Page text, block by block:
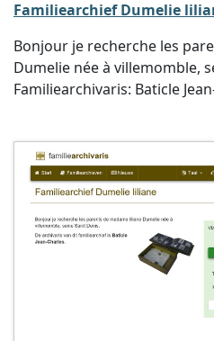
Familiearchief Dumelie
Bonjour je recherche les
Dumelie née à villemomble,
Familiearchivaris: Baticle